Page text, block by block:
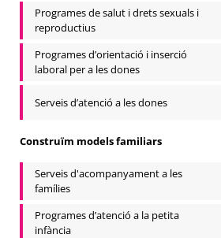
Programes de salut i drets sexuals i
reproductius
Programes d’orientació i inserció
laboral per a les dones
Serveis d’atenció a les dones
Construïm models familiars
Serveis d'acompanyament a les
famílies
Programes d’atenció a la petita
infància